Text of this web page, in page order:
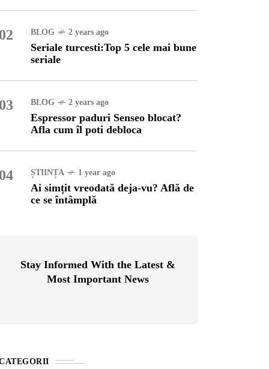
02 BLOG 2 years ago
Seriale turcesti:Top 5 cele mai bune
seriale
03 BLOG 2 years ago
Espressor paduri Senseo blocat?
Afla cum îl poti debloca
04 ȘTIINȚA 1 year ago
Ai simțit vreodată deja-vu? Află de
ce se întâmplă
Stay Informed With the Latest &
Most Important News
2 years ago
cum îl poti
1 year ago
de ce se întâmplă